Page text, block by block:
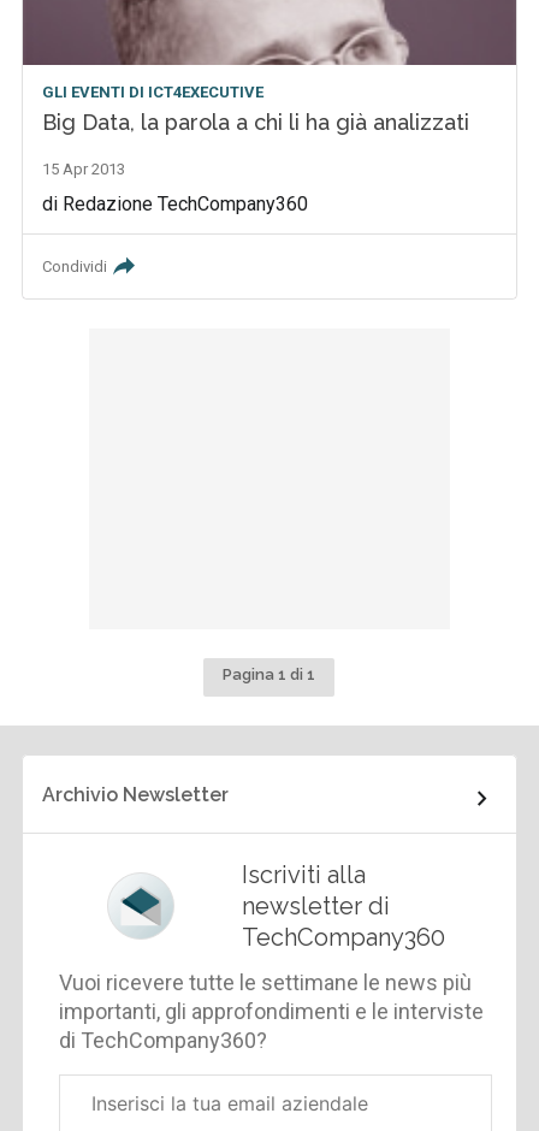
GLI EVENTI DI ICT4EXECUTIVE
Big Data, la parola a chi li ha già analizzati
15 Apr 2013
di Redazione TechCompany360
Condividi
Pagina 1 di 1
Archivio Newsletter
Iscriviti alla
newsletter di
TechCompany360
Vuoi ricevere tutte le settimane le news più
importanti, gli approfondimenti e le interviste
di TechCompany360?
aziendale